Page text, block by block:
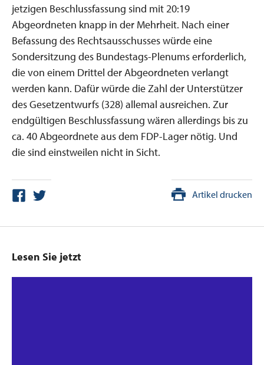
jetzigen Beschlussfassung sind mit 20:19
Abgeordneten knapp in der Mehrheit. Nach einer
Befassung des Rechtsausschusses würde eine
Sondersitzung des Bundestags-Plenums erforderlich,
die von einem Drittel der Abgeordneten verlangt
werden kann. Dafür würde die Zahl der Unterstützer
des Gesetzentwurfs (328) allemal ausreichen. Zur
endgültigen Beschlussfassung wären allerdings bis zu
ca. 40 Abgeordnete aus dem FDP-Lager nötig. Und
die sind einstweilen nicht in Sicht.
Artikel drucken
Lesen Sie jetzt